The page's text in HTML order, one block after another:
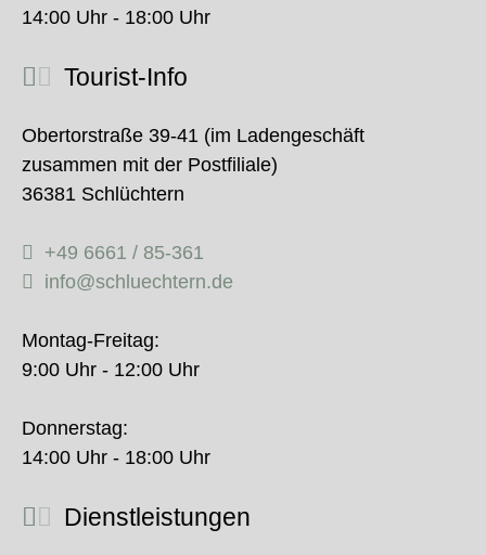
14:00 Uhr - 18:00 Uhr
Tourist-Info
Obertorstraße 39-41 (im Ladengeschäft
zusammen mit der Postfiliale)
36381 Schlüchtern
+49 6661 / 85-361
info@schluechtern.de
Montag-Freitag:
9:00 Uhr - 12:00 Uhr
Donnerstag:
14:00 Uhr - 18:00 Uhr
Dienstleistungen